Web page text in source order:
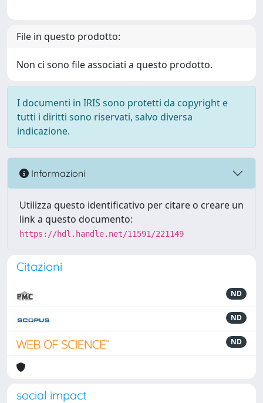
File in questo prodotto:
Non ci sono file associati a questo prodotto.
I documenti in IRIS sono protetti da copyright e
tutti i diritti sono riservati, salvo diversa
indicazione.
Informazioni
Utilizza questo identificativo per citare o creare un
link a questo documento:
https://hdl.handle.net/11591/221149
Citazioni
ND
ND
ND
social impact